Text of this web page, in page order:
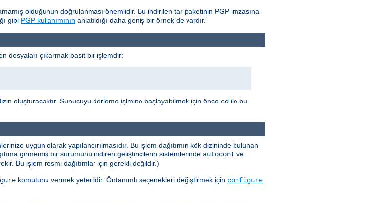
olduğunun doğrulanması önemlidir. Bu indirilen tar paketinin PGP imzasına
gibi PGP kullanımının anlatıldığı daha geniş bir örnek de vardır.
dosyaları çıkarmak basit bir işlemdir:
oluşturacaktır. Sunucuyu derleme işlmine başlayabilmek için önce cd ile bu
uygun olarak yapılandırılmasıdır. Bu işlem dağıtımın kök dizininde bulunan
girmemiş bir sürümünü indiren geliştiricilerin sistemlerinde autoconf ve
Bu işlem resmi dağıtımlar için gerekli değildir.)
komutunu vermek yeterlidir. Öntanımlı seçenekleri değiştirmek için configure